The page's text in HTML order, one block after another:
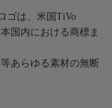
ゴは、米国TiVo
国内における商標ま
あらゆる素材の無断